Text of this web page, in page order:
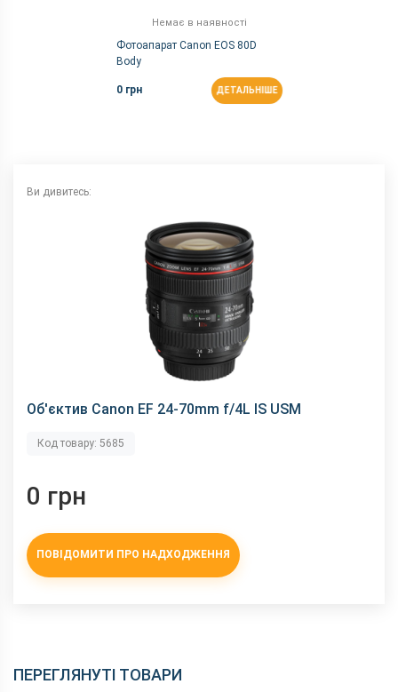
Немає в наявності
Фотоапарат Canon EOS 80D
Body
0 грн ДЕТАЛЬНІШЕ
Ви дивитесь:
Об'єктив Canon EF 24-70mm f/4L IS USM
Код товару: 5685
0 грн
ПОВІДОМИТИ ПРО НАДХОДЖЕННЯ
ПЕРЕГЛЯНУТІ ТОВАРИ